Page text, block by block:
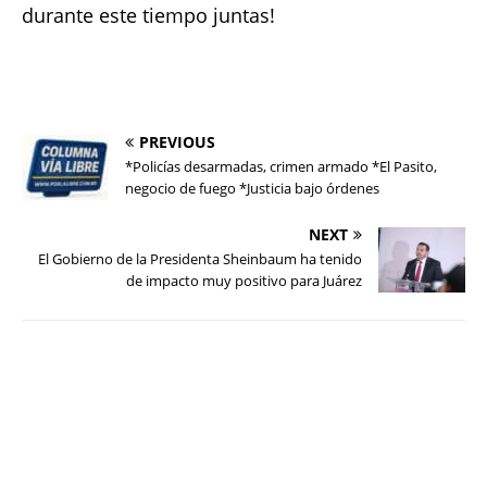
durante este tiempo juntas!
PREVIOUS
*Policías desarmadas, crimen armado *El Pasito,
negocio de fuego *Justicia bajo órdenes
NEXT
El Gobierno de la Presidenta Sheinbaum ha tenido
de impacto muy positivo para Juárez